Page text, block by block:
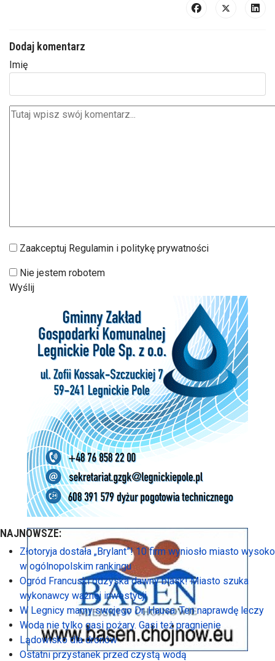
Dodaj komentarz
Imię
Zaakceptuj Regulamin i politykę prywatności
Nie jestem robotem
Wyślij
NAJNOWSZE:
Złotoryja dostała „Brylant”! 10 firm wyniosło miasto wysoko
w ogólnopolskim rankingu
Ogród Francuski odzyska dawny blask! Miasto szuka
wykonawcy ważnej inwestycji
W Legnicy mamy swojego Dr. Hausa. Ten naprawdę leczy
Woda nie tylko gasi pożary. Gasi też pragnienie
Lądowisko dla dronów
Ostatni przystanek przed czystą wodą